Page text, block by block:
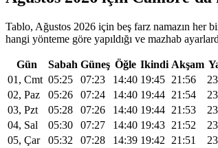
Tablo, Ağustos 2026 için beş farz namazın her
hangi yönteme göre yapıldığı ve mazhab
Gün Sabah Güneş Öğle Ikindi Akşam
01, Cmt 05:25 07:23 14:40 19:45 21:56
02, Paz
05:26 07:24 14:40 19:44 21:54
03, Pzt
05:28 07:26 14:40 19:44 21:53
04, Sal
05:30 07:27 14:40 19:43 21:52
05, Çar
05:32 07:28 14:39 19:42 21:51